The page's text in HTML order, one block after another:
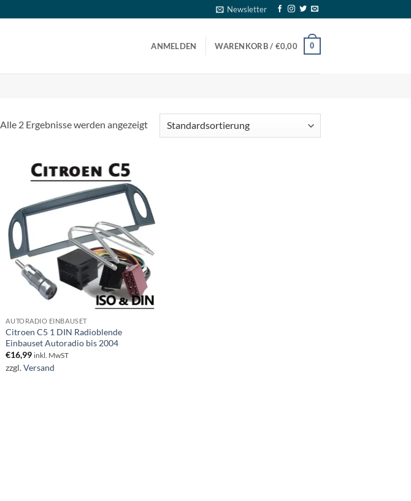
Newsletter
ANMELDEN WARENKORB / €0,00 0
Alle 2 Ergebnisse werden angezeigt
AUTORADIO EINBAUSET
Citroen C5 1 DIN Radioblende
Einbauset Autoradio bis 2004
€16,99 inkl. MwST
zzgl.Versand